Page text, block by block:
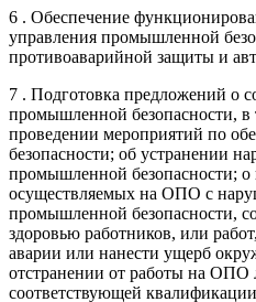
6 . Обеспечение
управления промышленной
противоаварийной защиты и
7 . Подготовка предложений о
промышленной безопасности,
проведении мероприятий по
безопасности; об устранении
промышленной безопасности; о
осуществляемых на ОПО с
промышленной безопасности,
здоровью работников, или
аварии или нанести ущерб
отстранении от работы на
соответствующей